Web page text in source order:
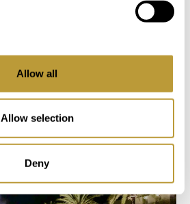
Allow all
Allow selection
Deny
Sebastian, er skytshelgen
den 20. januar. P...